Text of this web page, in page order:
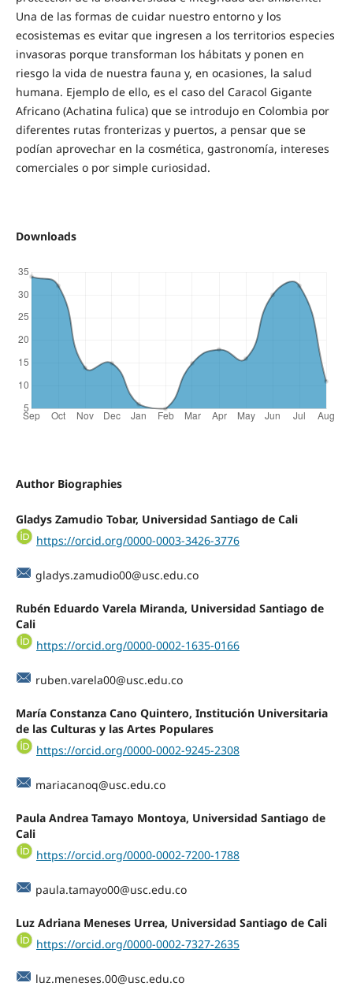
Una de las formas de cuidar nuestro entorno y los
ecosistemas es evitar que ingresen a los territorios especies
invasoras porque transforman los hábitats y ponen en
riesgo la vida de nuestra fauna y, en ocasiones, la salud
humana. Ejemplo de ello, es el caso del Caracol Gigante
Africano (Achatina fulica) que se introdujo en Colombia por
diferentes rutas fronterizas y puertos, a pensar que se
podían aprovechar en la cosmética, gastronomía, intereses
comerciales o por simple curiosidad.
Downloads
Author Biographies
Gladys Zamudio Tobar, Universidad Santiago de Cali
https://orcid.org/0000-0003-3426-3776
gladys.zamudio00@usc.edu.co
Rubén Eduardo Varela Miranda, Universidad Santiago de
Cali
https://orcid.org/0000-0002-1635-0166
ruben.varela00@usc.edu.co
María Constanza Cano Quintero, Institución Universitaria
de las Culturas y las Artes Populares
https://orcid.org/0000-0002-9245-2308
mariacanoq@usc.edu.co
Paula Andrea Tamayo Montoya, Universidad Santiago de
Cali
https://orcid.org/0000-0002-7200-1788
paula.tamayo00@usc.edu.co
Luz Adriana Meneses Urrea, Universidad Santiago de Cali
https://orcid.org/0000-0002-7327-2635
luz.meneses.00@usc.edu.co